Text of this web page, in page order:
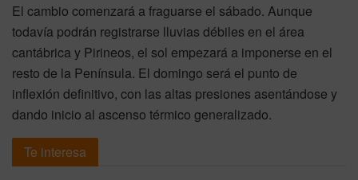
El cambio comenzará a fraguarse el sábado. Aunque
todavía podrán registrarse lluvias débiles en el área
cantábrica y Pirineos, el sol empezará a imponerse en el
resto de la Península. El domingo será el punto de
inflexión definitivo, con las altas presiones asentándose y
dando inicio al ascenso térmico generalizado.
Te interesa